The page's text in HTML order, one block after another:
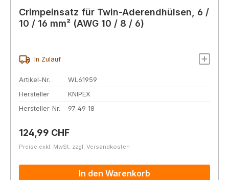
Crimpeinsatz für Twin-Aderendhülsen, 6 /
10 / 16 mm² (AWG 10 / 8 / 6)
In Zulauf
Artikel-Nr.
WL61959
Hersteller
KNIPEX
Hersteller-Nr.
97 49 18
Regulärer Preis:
124,99 CHF
Preise exkl. MwSt. zzgl. Versandkosten
In den Warenkorb